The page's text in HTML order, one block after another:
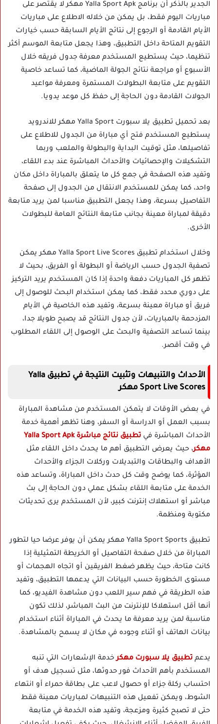
الجدير بالذكر أن برنامج Yalla Sport Apk مهكر لا يقتصر على
مباريات اليوم فقط، بل يمكن من خلاله الاطلاع على مباريات
الأيام القادمة أو الرجوع إلى نتائج الأيام السابقة حسب خيارات
التقويم المتاحة داخل التطبيق، وهذا يجعل متابعة الموسم أكثر
تنظيما، حيث يستطيع المستخدم معرفة جدول فريقه خلال
الأسبوع أو مراجعة نتائج الجولة الماضية، كما تساعد خاصية
التقويم على متابعة البطولات المستمرة ومعرفة مواعيد
الجولات القادمة دون الحاجة إلى حفظ كل موعد يدويا.
بعد تحميل تطبيق يلا سبورت Yalla Sport مهكر للاندرويد
يستطيع المستخدم فتح أي مباراة من الجدول للاطلاع على
تفاصيلها، مثل توقيت البداية والبطولة والملعب وربما
التشكيلات والإحصائيات والأحداث المباشرة عند بدء اللقاء،
وتفيد هذه الصفحة في جمع كل ما يتعلق بالمباراة داخل مكان
واحد، كما يمكن للمستخدم الانتقال من الجدول إلى صفحة
التفاصيل بسرعة، وهذا يجعل التطبيق مناسبا لمن يريد متابعة
دقيقة لمباراة معينة بجانب متابعة النتائج العامة للبطولات
الأخرى.
وخلال استخدام تطبيق Yalla Sport Live Scores مهكر يمكن
تصفية الجدول حسب الرياضة أو البطولة أو الفريق، بحيث لا
تظهر كل المباريات دفعة واحدة إذا كان المستخدم يريد التركيز
على دوري محدد فقط، كما يمكن استخدام البحث للوصول إلى
فريق أو مباراة معينة بسرعة، وتفيد هذه الخاصية في الأيام
المزدحمة بالمباريات، لأن جدول النتائج قد يصبح طويلا جدا،
بينما تساعد التصفية والبحث على الوصول إلى اللقاء المطلوب
في وقت أقصر.
الأحداث والتنبيهات وتثبيت النتيجة في تطبيق Yalla
Sport Live Scores مهكر
في بعض الأوقات لا يتمكن المستخدم من مشاهدة المباراة
بسبب العمل أو الدراسة أو السفر، وهنا تظهر أهمية خدمة
الأحداث المباشرة في
تطبيق نتائج مباشرة Yalla Sport Apk
مهكر، حيث يعرض التطبيق أهم ما يحدث داخل اللقاء مثل
الأهداف والبطاقات والتبديلات وركلات الجزاء والأحداث
المؤثرة، كما يوضح وقت كل حدث داخل المباراة، وتساعد هذه
الخدمة على متابعة اللقاء بشكل عملي دون الحاجة إلى بث
مباشر أو استهلاك إنترنت كبير، لأن المستخدم يرى تحديثات
مكتوبة ومنظمة.
تطبيق Yalla Sport Sports مهكر يمكن أن يوفر عرضا حيا لتطور
المباراة من خلال صفحة التفاصيل أو الخريطة التمثيلية إذا
كانت متاحة، حيث يظهر ضغط الفريقين أو اتجاه الهجمات أو
مستوى الخطورة حسب البيانات التي يدعمها التطبيق، وتفيد
هذه الطريقة في فهم سير اللعب دون مشاهدة الفيديو، كما
أنها أقل استهلاكا للإنترنت من البث المباشر، لذلك تكون
مناسبة لمن يريد معرفة ما يحدث في المباراة أثناء استخدام
بيانات الهاتف أو أثناء وجوده في مكان لا يسمح بالمشاهدة.
يدعم تطبيق يلا سبورت مهكرخدمة الإشعارات التي تنبه
المستخدم بأهم الأحداث فور حدوثها، مثل تسجيل هدف أو
احتساب ركلة جزاء أو حصول لاعب على بطاقة حمراء أو انتهاء
الشوط، ويمكن تفعيل هذه التنبيهات لمباريات معينة فقط
حتى لا تصبح كثيرة ومزعجة، وتفيد هذه الخدمة في متابعة